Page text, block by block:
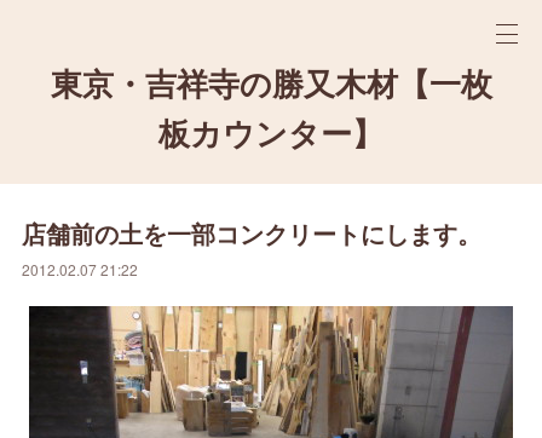
東京・吉祥寺の勝又木材【一枚
板カウンター】
店舗前の土を一部コンクリートにします。
2012.02.07 21:22